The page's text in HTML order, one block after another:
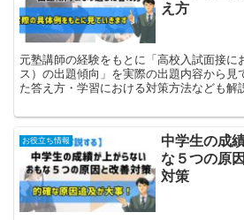
え方
元塾講師の経験をもとに「高校入試面接に
ス）の出題傾向」を実際の出題内容から見
た答え方・学習における対策方法なども解
お役立ち情報
中学生の成
な５つの原
対策